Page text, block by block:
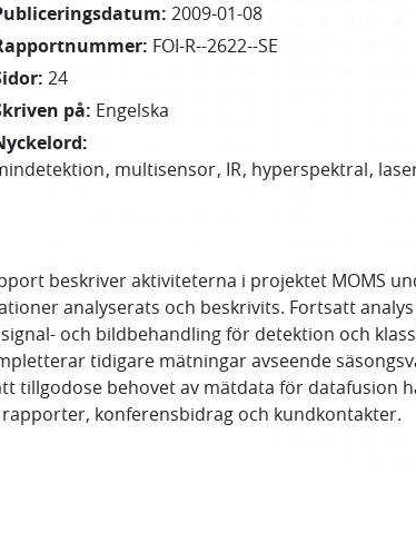
: 2009-01-08
: FOI-R--2622--SE
: 24
på: Engelska
:
multisensor IR hyperspektral
beskriver aktiviteterna i projektet MOMS
analyserats och beskrivits. Fortsatt
och bildbehandling för detektion och
tidigare mätningar avseende
tillgodose behovet av mätdata för datafusion
konferensbidrag och kundkontakter.